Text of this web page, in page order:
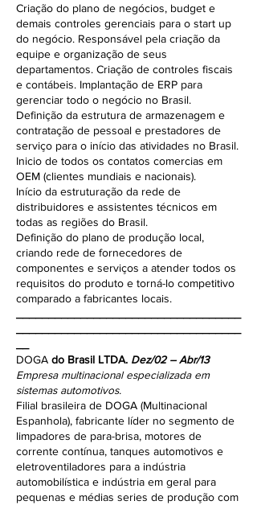
Criação do plano de negócios, budget e
demais controles gerenciais para o start up
do negócio. Responsável pela criação da
equipe e organização de seus
departamentos. Criação de controles fiscais
e contábeis. Implantação de ERP para
gerenciar todo o negócio no Brasil.
Definição da estrutura de armazenagem e
contratação de pessoal e prestadores de
serviço para o início das atividades no Brasil.
Inicio de todos os contatos comercias em
OEM (clientes mundiais e nacionais).
Início da estruturação da rede de
distribuidores e assistentes técnicos em
todas as regiões do Brasil.
Definição do plano de produção local,
criando rede de fornecedores de
componentes e serviços a atender todos os
requisitos do produto e torná-lo competitivo
comparado a fabricantes locais.
DOGA do Brasil LTDA. Dez/02 – Abr/13
Empresa multinacional especializada em
sistemas automotivos.
Filial brasileira de DOGA (Multinacional
Espanhola), fabricante líder no segmento de
limpadores de para-brisa, motores de
corrente contínua, tanques automotivos e
eletroventiladores para a indústria
automobilística e indústria em geral para
pequenas e médias series de produção com